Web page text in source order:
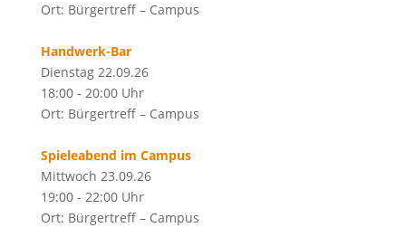
Ort: Bürgertreff – Campus
Handwerk-Bar
Dienstag 22.09.26
18:00 - 20:00 Uhr
Ort: Bürgertreff – Campus
Spieleabend im Campus
Mittwoch 23.09.26
19:00 - 22:00 Uhr
Ort: Bürgertreff – Campus